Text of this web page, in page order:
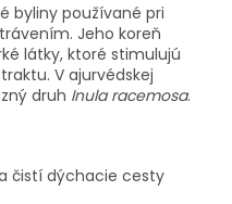
byliny používané pri
Jeho koreň
látky, ktoré stimulujú
V ajurvédskej
druh Inula racemosa.
čistí dýchacie cesty